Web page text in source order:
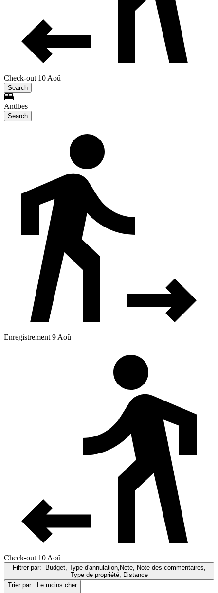
Check-out 10 Aoû
Search
Antibes
Search
Enregistrement 9 Aoû
Check-out 10 Aoû
Filtrer par: Budget, Type d'annulation,Note, Note des commentaires,
Type de propriété, Distance
Trier par: Le moins cher